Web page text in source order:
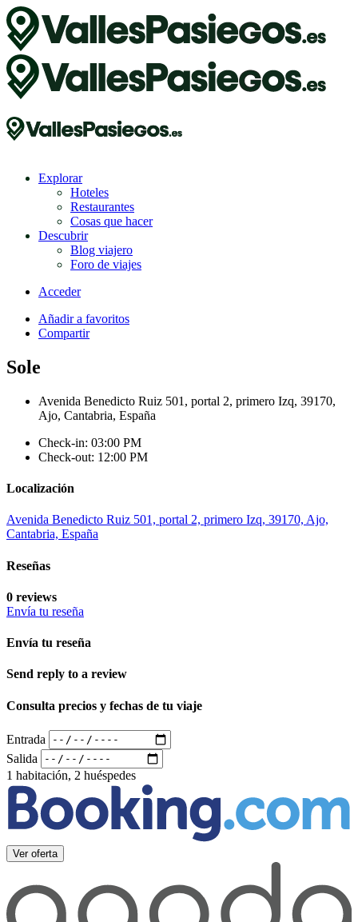
Explorar
Hoteles
Restaurantes
Cosas que hacer
Descubrir
Blog viajero
Foro de viajes
Acceder
Añadir a favoritos
Compartir
Sole
Avenida Benedicto Ruiz 501, portal 2, primero Izq, 39170,
Ajo, Cantabria, España
Check-in: 03:00 PM
Check-out: 12:00 PM
Localización
Avenida Benedicto Ruiz 501, portal 2, primero Izq, 39170, Ajo,
Cantabria, España
Reseñas
0 reviews
Envía tu reseña
Envía tu reseña
Send reply to a review
Consulta precios y fechas de tu viaje
Entrada
Salida
1 habitación, 2 huéspedes
Ver oferta